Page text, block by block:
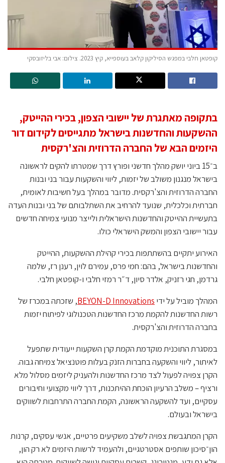
קופטאן חלבי במפגש הסיליקון קלאב בעוספייא, קיץ 2023. צילום: אבי בליזובסקי
בתקופה מאתגרת של יישובי הצפון, בכירי ההייטק,
ההשקעות והחדשנות בישראל מתגייסים לקידום דור
היזמים הבא של החברה הדרוזית והצ'רקסית
ב־15 ביוני יושק מהלך חדשני ופורץ דרך שמטרתו להקים לראשונה
בישראל מנגנון משולב של יזמות, ליווי והשקעות עבור בני ובנות
החברה הדרוזית והצ'רקסית. מדובר במהלך בעל חשיבות לאומית,
חברתית וכלכלית, שנועד להרחיב את השתלבותם של בני ובנות העדה
בתעשיית ההייטק והחדשנות הישראלית ולייצר מנועי צמיחה חדשים
עבור יישובי הצפון והמשק הישראלי כולו.
האירוע יתקיים בהשתתפות בכירי קהילת ההשקעות, ההייטק
והחדשנות בישראל, בהם: חמי פרס, עמירם לוין, רענן רז, שלמה
גרדמן, חגי רזניק, אלדר סיון, ד״ר רמזי חלבי ו-קופטאן חלבי.
המהלך מוביל על ידי BEYON-D Innovations, שזכתה במכרז של
רשות החדשנות להקמת מרכז החדשנות הטכנולוגי לפיתוח יזמות
בחברה הדרוזית והצ'רקסית.
במסגרת התוכנית מוקדמת הקמת קרן השקעות ייעודית שתפעל
לאיתור, ליווי והשקעה בחברות הזנק בעלות פוטנציאל צמיחה גבוה.
הקרן צפויה לפעול לצד מרכז החדשנות ולהעניק ליזמים מסלול מלא
ורציף – משלב הרעיון הוכחת ההיתכנות, דרך ליווי מקצועי וחיבורים
עסקיים, ועד להשקעה הראשונה, הקמת החברה התרחבות לשווקים
בישראל ובעולם.
הקרן המתגבשת צפויה לשלב משקיעים פרטיים, אנשי עסקים, קרנות
הון־סיכון שותפים אסטרטגיים, ולהעמיד לרשות היזמים לא רק הון,